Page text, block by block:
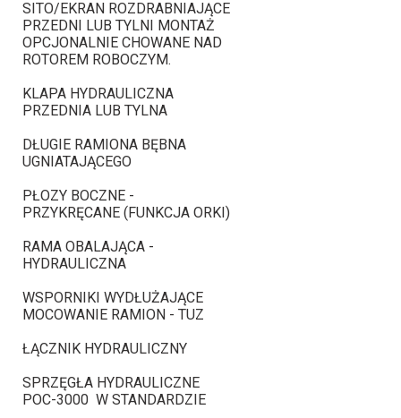
SITO/EKRAN ROZDRABNIAJĄCE
PRZEDNI LUB TYLNI MONTAŻ
OPCJONALNIE CHOWANE NAD
ROTOREM ROBOCZYM.
KLAPA HYDRAULICZNA
PRZEDNIA LUB TYLNA
DŁUGIE RAMIONA BĘBNA
UGNIATAJĄCEGO
PŁOZY BOCZNE -
PRZYKRĘCANE (FUNKCJA ORKI)
RAMA OBALAJĄCA -
HYDRAULICZNA
WSPORNIKI WYDŁUŻAJĄCE
MOCOWANIE RAMION - TUZ
ŁĄCZNIK HYDRAULICZNY
SPRZĘGŁA HYDRAULICZNE
POC-3000 W STANDARDZIE